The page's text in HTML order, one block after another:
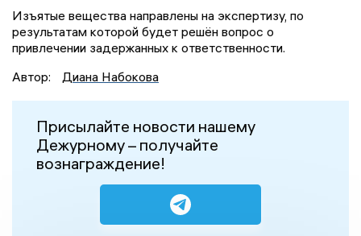
Изъятые вещества направлены на экспертизу, по
результатам которой будет решён вопрос о
привлечении задержанных к ответственности.
Автор:
Диана Набокова
Присылайте новости нашему
Дежурному – получайте
вознаграждение!